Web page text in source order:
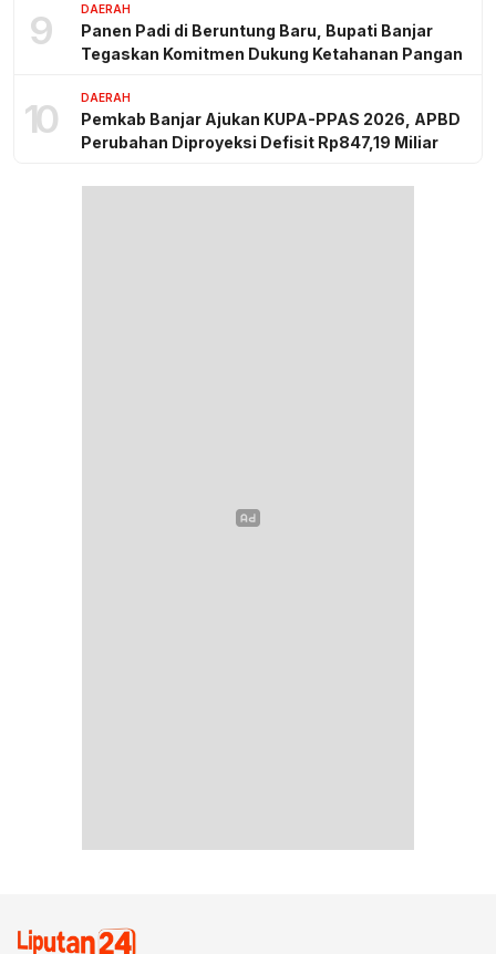
9 DAERAH
Panen Padi di Beruntung Baru, Bupati Banjar
Tegaskan Komitmen Dukung Ketahanan Pangan
10 DAERAH
Pemkab Banjar Ajukan KUPA-PPAS 2026, APBD
Perubahan Diproyeksi Defisit Rp847,19 Miliar